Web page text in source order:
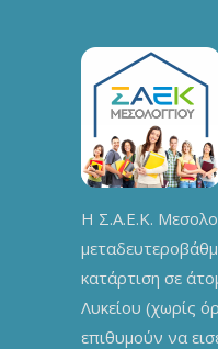
Η Σ.Α.Ε.Κ.
κατάρτιση σε
Λυκείου (χωρίς
επιθυμούν να